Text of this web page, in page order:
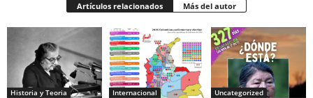
Artículos relacionados Más del autor
Historia y Teoria Internacional Uncategorized